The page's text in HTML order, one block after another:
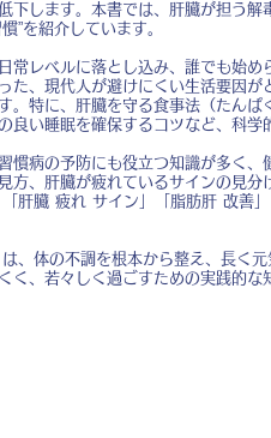
下します。本書では、肝臓が担う
”を紹介しています。
常レベルに落とし込み、誰でも始
た、現代人が避けにくい生活要因
。特に、肝臓を守る食事法（たん
良い睡眠を確保するコツなど、科
慣病の予防にも役立つ知識が多く
方、肝臓が疲れているサインの見
肝臓 疲れ サイン」「脂肪肝 改善
、体の不調を根本から整え、長く
く、若々しく過ごすための実践的な